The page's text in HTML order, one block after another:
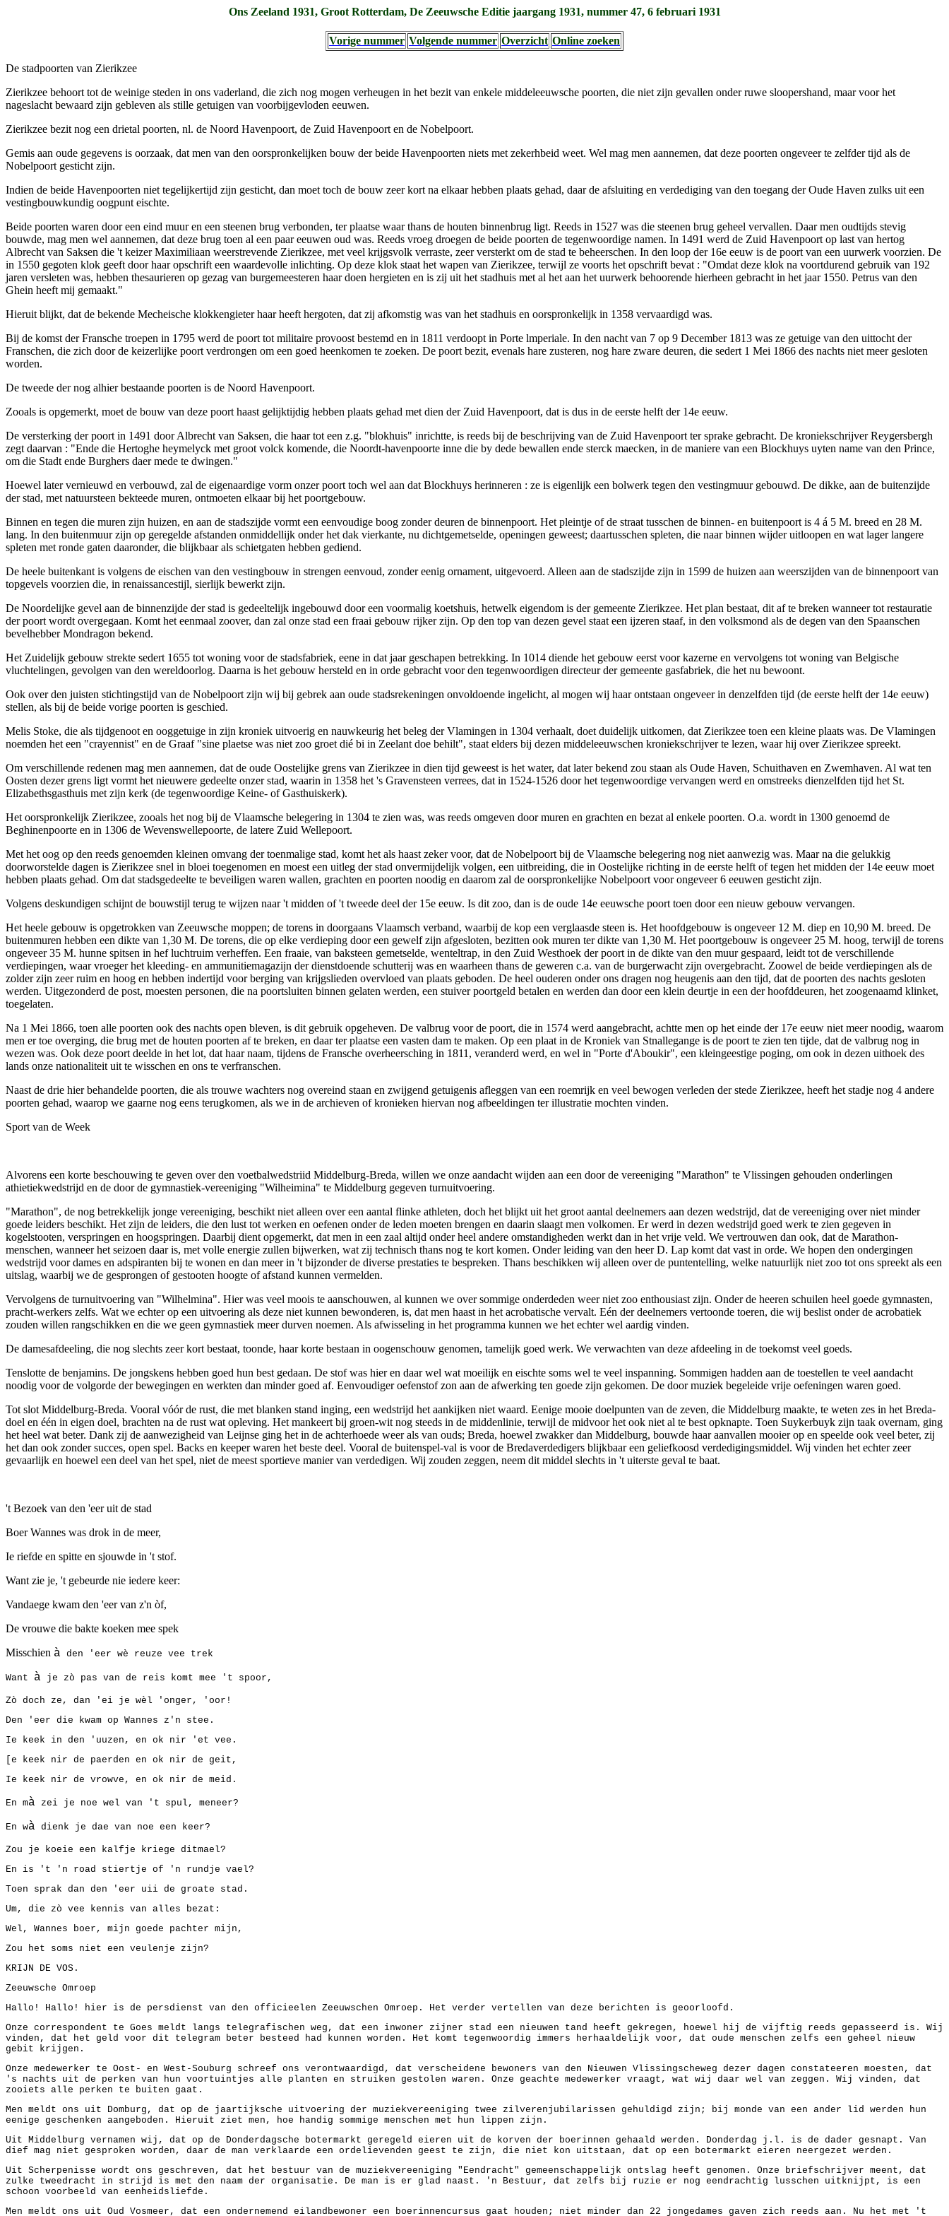
Ons Zeeland 1931, Groot Rotterdam, De Zeeuwsche Editie jaargang 1931, nummer 47, 6 februari 1931
Vorige nummer Volgende nummer Overzicht Online zoeken
De stadpoorten van Zierikzee
Zierikzee behoort tot de weinige steden in ons vaderland, die zich nog mogen verheugen in het bezit van enkele middeleeuwsche poorten, die niet zijn gevallen onder ruwe sloopershand, maar voor het
nageslacht bewaard zijn gebleven als stille getuigen van voorbijgevloden eeuwen.
Zierikzee bezit nog een drietal poorten, nl. de Noord Havenpoort, de Zuid Havenpoort en de Nobelpoort.
Gemis aan oude gegevens is oorzaak, dat men van den oorspronkelijken bouw der beide Havenpoorten niets met zekerhbeid weet. Wel mag men aannemen, dat deze poorten ongeveer te zelfder tijd als de
Nobelpoort gesticht zijn.
Indien de beide Havenpoorten niet tegelijkertijd zijn gesticht, dan moet toch de bouw zeer kort na elkaar hebben plaats gehad, daar de afsluiting en verdediging van den toegang der Oude Haven zulks uit een
vestingbouwkundig oogpunt eischte.
Beide poorten waren door een eind muur en een steenen brug verbonden, ter plaatse waar thans de houten binnenbrug ligt. Reeds in 1527 was die steenen brug geheel vervallen. Daar men oudtijds stevig
bouwde, mag men wel aannemen, dat deze brug toen al een paar eeuwen oud was. Reeds vroeg droegen de beide poorten de tegenwoordige namen. In 1491 werd de Zuid Havenpoort op last van hertog
Albrecht van Saksen die 't keizer Maximiliaan weerstrevende Zierikzee, met veel krijgsvolk verraste, zeer versterkt om de stad te beheerschen. In den loop der 16e eeuw is de poort van een uurwerk voorzien. De
in 1550 gegoten klok geeft door haar opschrift een waardevolle inlichting. Op deze klok staat het wapen van Zierikzee, terwijl ze voorts het opschrift bevat : "Omdat deze klok na voortdurend gebruik van 192
jaren versleten was, hebben thesaurieren op gezag van burgemeesteren haar doen hergieten en is zij uit het stadhuis met al het aan het uurwerk behoorende hierheen gebracht in het jaar 1550. Petrus van den
Ghein heeft mij gemaakt."
Hieruit blijkt, dat de bekende Mecheische klokkengieter haar heeft hergoten, dat zij afkomstig was van het stadhuis en oorspronkelijk in 1358 vervaardigd was.
Bij de komst der Fransche troepen in 1795 werd de poort tot militaire provoost bestemd en in 1811 verdoopt in Porte lmperiale. In den nacht van 7 op 9 December 1813 was ze getuige van den uittocht der
Franschen, die zich door de keizerlijke poort verdrongen om een goed heenkomen te zoeken. De poort bezit, evenals hare zusteren, nog hare zware deuren, die sedert 1 Mei 1866 des nachts niet meer gesloten
worden.
De tweede der nog alhier bestaande poorten is de Noord Havenpoort.
Zooals is opgemerkt, moet de bouw van deze poort haast gelijktijdig hebben plaats gehad met dien der Zuid Havenpoort, dat is dus in de eerste helft der 14e eeuw.
De versterking der poort in 1491 door Albrecht van Saksen, die haar tot een z.g. "blokhuis" inrichtte, is reeds bij de beschrijving van de Zuid Havenpoort ter sprake gebracht. De kroniekschrijver Reygersbergh
zegt daarvan : "Ende die Hertoghe heymelyck met groot volck komende, die Noordt-havenpoorte inne die by dede bewallen ende sterck maecken, in de maniere van een Blockhuys uyten name van den Prince,
om die Stadt ende Burghers daer mede te dwingen."
Hoewel later vernieuwd en verbouwd, zal de eigenaardige vorm onzer poort toch wel aan dat Blockhuys herinneren : ze is eigenlijk een bolwerk tegen den vestingmuur gebouwd. De dikke, aan de buitenzijde
der stad, met natuursteen bekteede muren, ontmoeten elkaar bij het poortgebouw.
Binnen en tegen die muren zijn huizen, en aan de stadszijde vormt een eenvoudige boog zonder deuren de binnenpoort. Het pleintje of de straat tusschen de binnen- en buitenpoort is 4 á 5 M. breed en 28 M.
lang. In den buitenmuur zijn op geregelde afstanden onmiddellijk onder het dak vierkante, nu dichtgemetselde, openingen geweest; daartusschen spleten, die naar binnen wijder uitloopen en wat lager langere
spleten met ronde gaten daaronder, die blijkbaar als schietgaten hebben gediend.
De heele buitenkant is volgens de eischen van den vestingbouw in strengen eenvoud, zonder eenig ornament, uitgevoerd. Alleen aan de stadszijde zijn in 1599 de huizen aan weerszijden van de binnenpoort van
topgevels voorzien die, in renaissancestijl, sierlijk bewerkt zijn.
De Noordelijke gevel aan de binnenzijde der stad is gedeeltelijk ingebouwd door een voormalig koetshuis, hetwelk eigendom is der gemeente Zierikzee. Het plan bestaat, dit af te breken wanneer tot restauratie
der poort wordt overgegaan. Komt het eenmaal zoover, dan zal onze stad een fraai gebouw rijker zijn. Op den top van dezen gevel staat een ijzeren staaf, in den volksmond als de degen van den Spaanschen
bevelhebber Mondragon bekend.
Het Zuidelijk gebouw strekte sedert 1655 tot woning voor de stadsfabriek, eene in dat jaar geschapen betrekking. In 1014 diende het gebouw eerst voor kazerne en vervolgens tot woning van Belgische
vluchtelingen, gevolgen van den wereldoorlog. Daarna is het gebouw hersteld en in orde gebracht voor den tegenwoordigen directeur der gemeente gasfabriek, die het nu bewoont.
Ook over den juisten stichtingstijd van de Nobelpoort zijn wij bij gebrek aan oude stadsrekeningen onvoldoende ingelicht, al mogen wij haar ontstaan ongeveer in denzelfden tijd (de eerste helft der 14e eeuw)
stellen, als bij de beide vorige poorten is geschied.
Melis Stoke, die als tijdgenoot en ooggetuige in zijn kroniek uitvoerig en nauwkeurig het beleg der Vlamingen in 1304 verhaalt, doet duidelijk uitkomen, dat Zierikzee toen een kleine plaats was. De Vlamingen
noemden het een "crayennist" en de Graaf "sine plaetse was niet zoo groet dié bi in Zeelant doe behilt", staat elders bij dezen middeleeuwschen kroniekschrijver te lezen, waar hij over Zierikzee spreekt.
Om verschillende redenen mag men aannemen, dat de oude Oostelijke grens van Zierikzee in dien tijd geweest is het water, dat later bekend zou staan als Oude Haven, Schuithaven en Zwemhaven. Al wat ten
Oosten dezer grens ligt vormt het nieuwere gedeelte onzer stad, waarin in 1358 het 's Gravensteen verrees, dat in 1524-1526 door het tegenwoordige vervangen werd en omstreeks dienzelfden tijd het St.
Elizabethsgasthuis met zijn kerk (de tegenwoordige Keine- of Gasthuiskerk).
Het oorspronkelijk Zierikzee, zooals het nog bij de Vlaamsche belegering in 1304 te zien was, was reeds omgeven door muren en grachten en bezat al enkele poorten. O.a. wordt in 1300 genoemd de
Beghinenpoorte en in 1306 de Wevenswellepoorte, de latere Zuid Wellepoort.
Met het oog op den reeds genoemden kleinen omvang der toenmalige stad, komt het als haast zeker voor, dat de Nobelpoort bij de Vlaamsche belegering nog niet aanwezig was. Maar na die gelukkig
doorworstelde dagen is Zierikzee snel in bloei toegenomen en moest een uitleg der stad onvermijdelijk volgen, een uitbreiding, die in Oostelijke richting in de eerste helft of tegen het midden der 14e eeuw moet
hebben plaats gehad. Om dat stadsgedeelte te beveiligen waren wallen, grachten en poorten noodig en daarom zal de oorspronkelijke Nobelpoort voor ongeveer 6 eeuwen gesticht zijn.
Volgens deskundigen schijnt de bouwstijl terug te wijzen naar 't midden of 't tweede deel der 15e eeuw. Is dit zoo, dan is de oude 14e eeuwsche poort toen door een nieuw gebouw vervangen.
Het heele gebouw is opgetrokken van Zeeuwsche moppen; de torens in doorgaans Vlaamsch verband, waarbij de kop een verglaasde steen is. Het hoofdgebouw is ongeveer 12 M. diep en 10,90 M. breed. De
buitenmuren hebben een dikte van 1,30 M. De torens, die op elke verdieping door een gewelf zijn afgesloten, bezitten ook muren ter dikte van 1,30 M. Het poortgebouw is ongeveer 25 M. hoog, terwijl de torens
ongeveer 35 M. hunne spitsen in hef luchtruim verheffen. Een fraaie, van baksteen gemetselde, wenteltrap, in den Zuid Westhoek der poort in de dikte van den muur gespaard, leidt tot de verschillende
verdiepingen, waar vroeger het kleeding- en ammunitiemagazijn der dienstdoende schutterij was en waarheen thans de geweren c.a. van de burgerwacht zijn overgebracht. Zoowel de beide verdiepingen als de
zolder zijn zeer ruim en hoog en hebben indertijd voor berging van krijgslieden overvloed van plaats geboden. De heel ouderen onder ons dragen nog heugenis aan den tijd, dat de poorten des nachts gesloten
werden. Uitgezonderd de post, moesten personen, die na poortsluiten binnen gelaten werden, een stuiver poortgeld betalen en werden dan door een klein deurtje in een der hoofddeuren, het zoogenaamd klinket,
toegelaten.
Na 1 Mei 1866, toen alle poorten ook des nachts open bleven, is dit gebruik opgeheven. De valbrug voor de poort, die in 1574 werd aangebracht, achtte men op het einde der 17e eeuw niet meer noodig, waarom
men er toe overging, die brug met de houten poorten af te breken, en daar ter plaatse een vasten dam te maken. Op een plaat in de Kroniek van Stnallegange is de poort te zien ten tijde, dat de valbrug nog in
wezen was. Ook deze poort deelde in het lot, dat haar naam, tijdens de Fransche overheersching in 1811, veranderd werd, en wel in "Porte d'Aboukir", een kleingeestige poging, om ook in dezen uithoek des
lands onze nationaliteit uit te wisschen en ons te verfranschen.
Naast de drie hier behandelde poorten, die als trouwe wachters nog overeind staan en zwijgend getuigenis afleggen van een roemrijk en veel bewogen verleden der stede Zierikzee, heeft het stadje nog 4 andere
poorten gehad, waarop we gaarne nog eens terugkomen, als we in de archieven of kronieken hiervan nog afbeeldingen ter illustratie mochten vinden.
Sport van de Week
Alvorens een korte beschouwing te geven over den voetbalwedstriid Middelburg-Breda, willen we onze aandacht wijden aan een door de vereeniging "Marathon" te Vlissingen gehouden onderlingen
athietiekwedstrijd en de door de gymnastiek-vereeniging "Wilheimina" te Middelburg gegeven turnuitvoering.
"Marathon", de nog betrekkelijk jonge vereeniging, beschikt niet alleen over een aantal flinke athleten, doch het blijkt uit het groot aantal deelnemers aan dezen wedstrijd, dat de vereeniging over niet minder
goede leiders beschikt. Het zijn de leiders, die den lust tot werken en oefenen onder de leden moeten brengen en daarin slaagt men volkomen. Er werd in dezen wedstrijd goed werk te zien gegeven in
kogelstooten, verspringen en hoogspringen. Daarbij dient opgemerkt, dat men in een zaal altijd onder heel andere omstandigheden werkt dan in het vrije veld. We vertrouwen dan ook, dat de Marathon-
menschen, wanneer het seizoen daar is, met volle energie zullen bijwerken, wat zij technisch thans nog te kort komen. Onder leiding van den heer D. Lap komt dat vast in orde. We hopen den ondergingen
wedstrijd voor dames en adspiranten bij te wonen en dan meer in 't bijzonder de diverse prestaties te bespreken. Thans beschikken wij alleen over de puntentelling, welke natuurlijk niet zoo tot ons spreekt als een
uitslag, waarbij we de gesprongen of gestooten hoogte of afstand kunnen vermelden.
Vervolgens de turnuitvoering van "Wilhelmina". Hier was veel moois te aanschouwen, al kunnen we over sommige onderdeden weer niet zoo enthousiast zijn. Onder de heeren schuilen heel goede gymnasten,
pracht-werkers zelfs. Wat we echter op een uitvoering als deze niet kunnen bewonderen, is, dat men haast in het acrobatische vervalt. Eén der deelnemers vertoonde toeren, die wij beslist onder de acrobatiek
zouden willen rangschikken en die we geen gymnastiek meer durven noemen. Als afwisseling in het programma kunnen we het echter wel aardig vinden.
De damesafdeeling, die nog slechts zeer kort bestaat, toonde, haar korte bestaan in oogenschouw genomen, tamelijk goed werk. We verwachten van deze afdeeling in de toekomst veel goeds.
Tenslotte de benjamins. De jongskens hebben goed hun best gedaan. De stof was hier en daar wel wat moeilijk en eischte soms wel te veel inspanning. Sommigen hadden aan de toestellen te veel aandacht
noodig voor de volgorde der bewegingen en werkten dan minder goed af. Eenvoudiger oefenstof zon aan de afwerking ten goede zijn gekomen. De door muziek begeleide vrije oefeningen waren goed.
Tot slot Middelburg-Breda. Vooral vóór de rust, die met blanken stand inging, een wedstrijd het aankijken niet waard. Eenige mooie doelpunten van de zeven, die Middelburg maakte, te weten zes in het Breda-
doel en één in eigen doel, brachten na de rust wat opleving. Het mankeert bij groen-wit nog steeds in de middenlinie, terwijl de midvoor het ook niet al te best opknapte. Toen Suykerbuyk zijn taak overnam, ging
het heel wat beter. Dank zij de aanwezigheid van Leijnse ging het in de achterhoede weer als van ouds; Breda, hoewel zwakker dan Middelburg, bouwde haar aanvallen mooier op en speelde ook veel beter, zij
het dan ook zonder succes, open spel. Backs en keeper waren het beste deel. Vooral de buitenspel-val is voor de Bredaverdedigers blijkbaar een geliefkoosd verdedigingsmiddel. Wij vinden het echter zeer
gevaarlijk en hoewel een deel van het spel, niet de meest sportieve manier van verdedigen. Wij zouden zeggen, neem dit middel slechts in 't uiterste geval te baat.
't Bezoek van den 'eer uit de stad
Boer Wannes was drok in de meer,
Ie riefde en spitte en sjouwde in 't stof.
Want zie je, 't gebeurde nie iedere keer:
Vandaege kwam den 'eer van z'n òf,
De vrouwe die bakte koeken mee spek
Misschien à den 'eer wè reuze vee trek
Want à je zò pas van de reis komt mee 't spoor,
Zò doch ze, dan 'ei je wèl 'onger, 'oor!
Den 'eer die kwam op Wannes z'n stee.
Ie keek in den 'uuzen, en ok nir 'et vee.
[e keek nir de paerden en ok nir de geit,
Ie keek nir de vrowve, en ok nir de meid.
En mà zei je noe wel van 't spul, meneer?
En wà dienk je dae van noe een keer?
Zou je koeie een kalfje kriege ditmael?
En is 't 'n road stiertje of 'n rundje vael?
Toen sprak dan den 'eer uii de groate stad.
Um, die zò vee kennis van alles bezat:
Wel, Wannes boer, mijn goede pachter mijn,
Zou het soms niet een veulenje zijn?
KRIJN DE VOS.
Zeeuwsche Omroep
Hallo! Hallo! hier is de persdienst van den officieelen Zeeuwschen Omroep. Het verder vertellen van deze berichten is geoorloofd.
Onze correspondent te Goes meldt langs telegrafischen weg, dat een inwoner zijner stad een nieuwen tand heeft gekregen, hoewel hij de vijftig reeds gepasseerd is. Wij
vinden, dat het geld voor dit telegram beter besteed had kunnen worden. Het komt tegenwoordig immers herhaaldelijk voor, dat oude menschen zelfs een geheel nieuw
gebit krijgen.
Onze medewerker te Oost- en West-Souburg schreef ons verontwaardigd, dat verscheidene bewoners van den Nieuwen Vlissingscheweg dezer dagen constateeren moesten, dat
's nachts uit de perken van hun voortuintjes alle planten en struiken gestolen waren. Onze geachte medewerker vraagt, wat wij daar wel van zeggen. Wij vinden, dat
zooiets alle perken te buiten gaat.
Men meldt ons uit Domburg, dat op de jaartijksche uitvoering der muziekvereeniging twee zilverenjubilarissen gehuldigd zijn; bij monde van een ander lid werden hun
eenige geschenken aangeboden. Hieruit ziet men, hoe handig sommige menschen met hun lippen zijn.
Uit Middelburg vernamen wij, dat op de Donderdagsche botermarkt geregeld eieren uit de korven der boerinnen gehaald werden. Donderdag j.l. is de dader gesnapt. Van
dief mag niet gesproken worden, daar de man verklaarde een ordelievenden geest te zijn, die niet kon uitstaan, dat op een botermarkt eieren neergezet werden.
Uit Scherpenisse wordt ons geschreven, dat het bestuur van de muziekvereeniging "Eendracht" gemeenschappelijk ontslag heeft genomen. Onze briefschrijver meent, dat
zulke tweedracht in strijd is met den naam der organisatie. De man is er glad naast. 'n Bestuur, dat zelfs bij ruzie er nog eendrachtig lusschen uitknijpt, is een
schoon voorbeeld van eenheidsliefde.
Men meldt ons uit Oud Vosmeer, dat een ondernemend eilandbewoner een boerinnencursus gaat houden; niet minder dan 22 jongedames gaven zich reeds aan. Nu het met 't